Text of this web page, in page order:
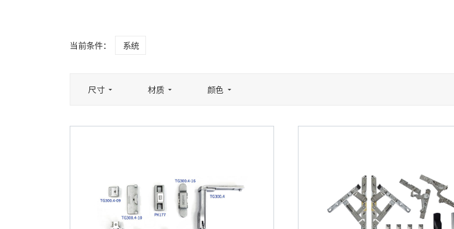
当前条件： 系统
尺寸 材质 颜色